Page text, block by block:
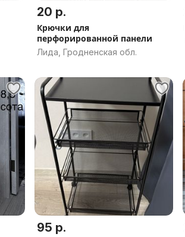
20 р.
Крючки для
перфорированной панели
Лида, Гродненская обл.
95 р.